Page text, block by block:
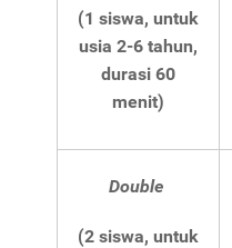
(1 siswa, untuk
usia 2-6 tahun,
durasi 60
menit)
Double
(2 siswa, untuk